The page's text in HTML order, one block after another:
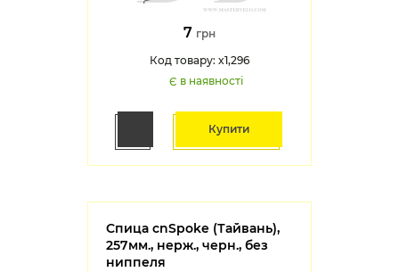
7 грн
Код товару: x1,296
Є в наявності
Купити
Спица cnSpoke (Тайвань),
257мм., нерж., черн., без
ниппеля